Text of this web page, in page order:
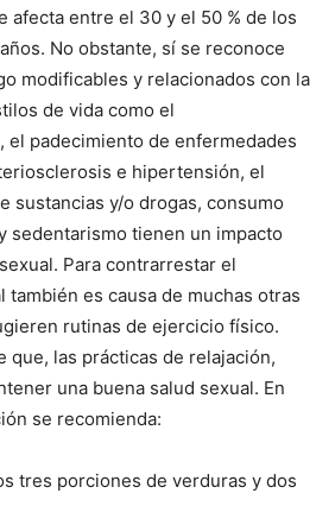
afecta entre el 30 y el 50 % de los
No obstante, sí se reconoce
modificables y relacionados con la
de vida como el
el padecimiento de enfermedades
e hipertensión, el
sustancias y/o drogas, consumo
sedentarismo tienen un impacto
Para contrarrestar el
también es causa de muchas otras
rutinas de ejercicio físico.
que, las prácticas de relajación,
una buena salud sexual. En
se recomienda:
tres porciones de verduras y dos